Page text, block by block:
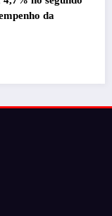
da